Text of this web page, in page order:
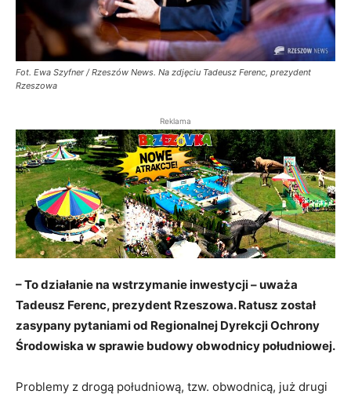
Fot. Ewa Szyfner / Rzeszów News. Na zdjęciu Tadeusz Ferenc, prezydent
Rzeszowa
Reklama
– To działanie na wstrzymanie inwestycji – uważa
Tadeusz Ferenc, prezydent Rzeszowa. Ratusz został
zasypany pytaniami od Regionalnej Dyrekcji Ochrony
Środowiska w sprawie budowy obwodnicy południowej.
Problemy z drogą południową, tzw. obwodnicą, już drugi